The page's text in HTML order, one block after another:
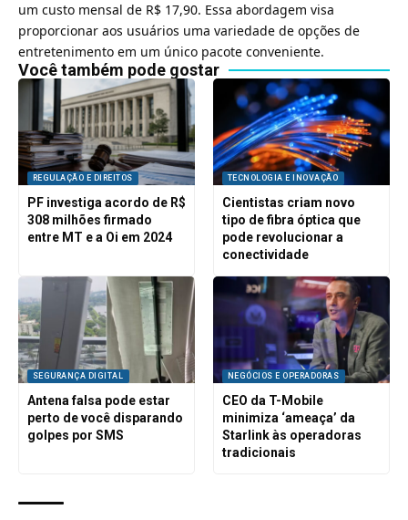
um custo mensal de R$ 17,90. Essa abordagem visa
proporcionar aos usuários uma variedade de opções de
entretenimento em um único pacote conveniente.
Você também pode gostar
REGULAÇÃO E DIREITOS
PF investiga acordo de R$
308 milhões firmado
entre MT e a Oi em 2024
TECNOLOGIA E INOVAÇÃO
Cientistas criam novo
tipo de fibra óptica que
pode revolucionar a
conectividade
SEGURANÇA DIGITAL
Antena falsa pode estar
perto de você disparando
golpes por SMS
NEGÓCIOS E OPERADORAS
CEO da T-Mobile
minimiza ‘ameaça’ da
Starlink às operadoras
tradicionais